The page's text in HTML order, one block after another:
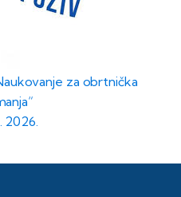
za obrtnička
2026.